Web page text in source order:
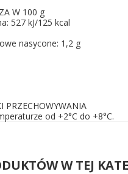
W 100 g
527 kJ/125 kcal
nasycone: 1,2 g
PRZECHOWYWANIA
od +2°C do +8°C.
W TEJ